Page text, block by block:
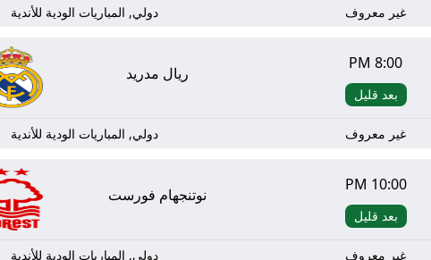
غير معروف دولي, المباريات الودية للأندية
8:00 PM
بعد قليل
ريال مدريد
غير معروف دولي, المباريات الودية للأندية
10:00 PM
بعد قليل
نوتنجهام فورست
غير معروف دولي, المباريات الودية للأندية